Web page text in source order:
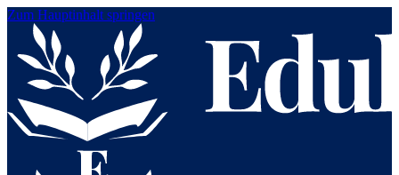
Zum Hauptinhalt springen